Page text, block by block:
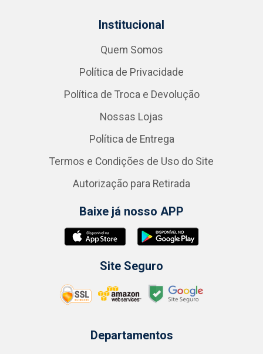
Institucional
Quem Somos
Política de Privacidade
Política de Troca e Devolução
Nossas Lojas
Política de Entrega
Termos e Condições de Uso do Site
Autorização para Retirada
Baixe já nosso APP
Site Seguro
Departamentos